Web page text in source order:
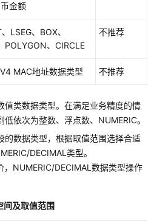
金额
LSEG、BOX、
POLYGON、CIRCLE
不推荐
MAC地址数据类型 不推荐
值类数据类型。在满足业务精度的情
依次为整数、浮点数、NUMERIC。
的数据类型，根据取值范围选择合适
DECIMAL类型。
，NUMERIC/DECIMAL数据类型操作
间及取值范围